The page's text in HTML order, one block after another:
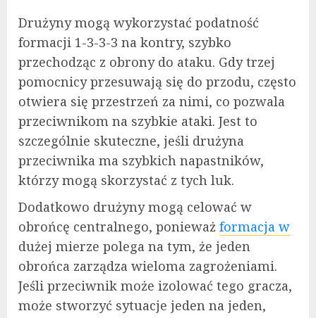
Drużyny mogą wykorzystać podatność
formacji 1-3-3-3 na kontry, szybko
przechodząc z obrony do ataku. Gdy trzej
pomocnicy przesuwają się do przodu, często
otwiera się przestrzeń za nimi, co pozwala
przeciwnikom na szybkie ataki. Jest to
szczególnie skuteczne, jeśli drużyna
przeciwnika ma szybkich napastników,
którzy mogą skorzystać z tych luk.
Dodatkowo drużyny mogą celować w
obrońcę centralnego, ponieważ formacja w
dużej mierze polega na tym, że jeden
obrońca zarządza wieloma zagrożeniami.
Jeśli przeciwnik może izolować tego gracza,
może stworzyć sytuacje jeden na jeden,